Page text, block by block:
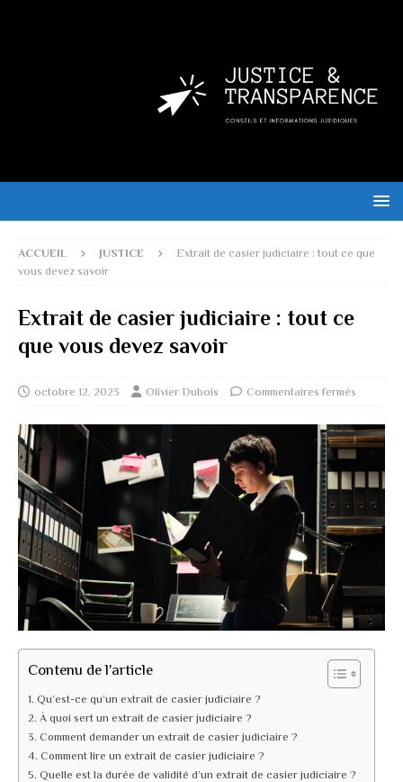
ACCUEIL JUSTICE
Extrait de casier judiciaire : tout ce que
vous devez savoir
Extrait de casier judiciaire : tout ce
que vous devez savoir
octobre 12, 2023 Olivier Dubois Commentaires fermés
Contenu de l'article
Qu’est-ce qu’un extrait de casier judiciaire ?
À quoi sert un extrait de casier judiciaire ?
Comment demander un extrait de casier judiciaire ?
Comment lire un extrait de casier judiciaire ?
Quelle est la durée de validité d’un extrait de casier judiciaire ?